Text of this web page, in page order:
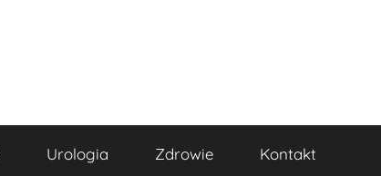
Urologia Zdrowie Kontakt